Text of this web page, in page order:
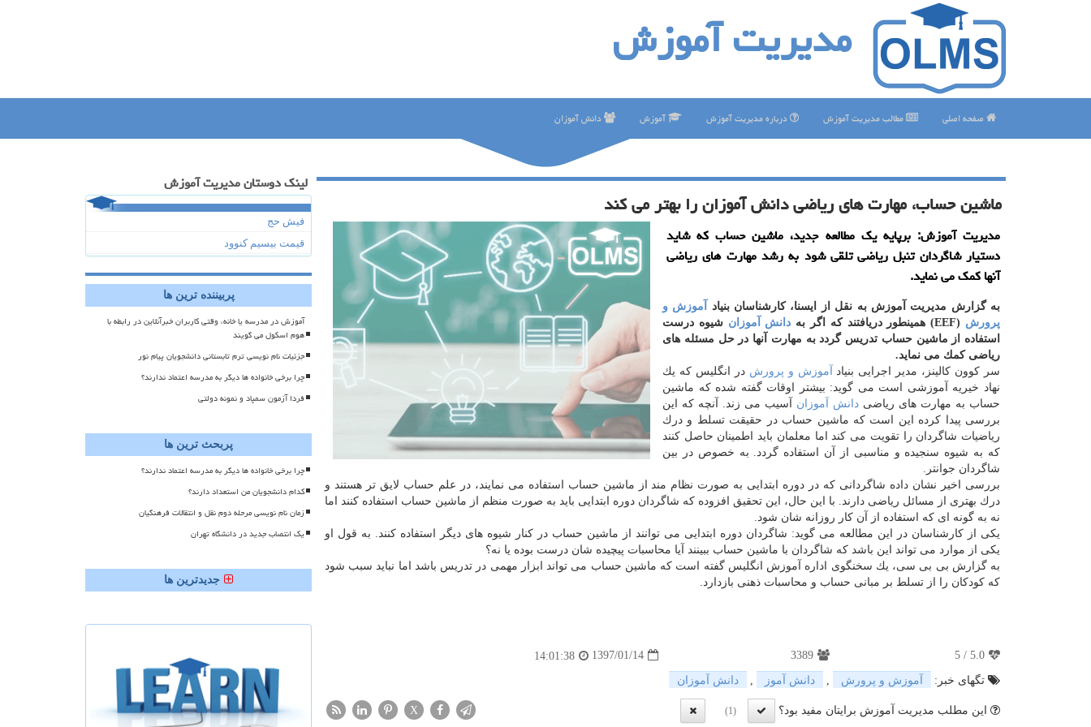
مدیریت آموزش
صفحه اصلی مطالب مدیریت آموزش درباره مدیریت آموزش آموزش دانش آموزان
ماشین حساب، مهارت های ریاضی دانش آموزان را بهتر می كند
مدیریت آموزش: برپایه یك مطالعه جدید، ماشین حساب كه شاید
دستیار شاگردان تنبل ریاضی تلقی شود به رشد مهارت های ریاضی
آنها كمك می نماید.
به گزارش مدیریت آموزش به نقل از ایسنا، كارشناسان بنیاد
آموزش و
پرورش (EEF) همینطور دریافتند كه اگر به دانش آموزان شیوه درست
استفاده از ماشین حساب تدریس گردد به مهارت آنها در حل مسئله های
ریاضی كمك می نماید.
سر كوون كالینز، مدیر اجرایی بنیاد آموزش و پرورش در انگلیس كه یك
نهاد خیریه آموزشی است می گوید: بیشتر اوقات گفته شده كه ماشین
حساب به مهارت های ریاضی دانش آموزان آسیب می زند. آنچه كه این
بررسی پیدا كرده این است كه ماشین حساب در حقیقت تسلط و درك
ریاضیات شاگردان را تقویت می كند اما معلمان باید اطمینان حاصل كنند
كه به شیوه سنجیده و مناسبی از آن استفاده گردد. به خصوص در بین
شاگردان جوانتر.
بررسی اخیر نشان داده شاگردانی كه در دوره ابتدایی به صورت نظام مند از ماشین حساب استفاده می نمایند، در علم حساب لایق تر هستند و
درك بهتری از مسائل ریاضی دارند. با این حال، این تحقیق افزوده كه شاگردان دوره ابتدایی باید به صورت منظم از ماشین حساب استفاده كنند اما
نه به گونه ای كه استفاده از آن كار روزانه شان شود.
یكی از كارشناسان در این مطالعه می گوید: شاگردان دوره ابتدایی می توانند از ماشین حساب در كنار شیوه های دیگر استفاده كنند. به قول او
یكی از موارد می تواند این باشد كه شاگردان با ماشین حساب ببینند آیا محاسبات پیچیده شان درست بوده یا نه؟
به گزارش بی بی سی، یك سخنگوی اداره آموزش انگلیس گفته است كه ماشین حساب می تواند ابزار مهمی در تدریس باشد اما نباید سبب شود
كه كودكان را از تسلط بر مبانی حساب و محاسبات ذهنی بازدارد.
5.0
/
5
3389
1397/01/14
14:01:38
تگهای خبر:
آموزش و پرورش دانش آموز دانش آموزان
این مطلب مدیریت آموزش برایتان مفید بود؟
(1)
X
لینک دوستان مدیریت آموزش
فیش حج
قیمت بیسیم کنوود
پربیننده ترین ها
آموزش در مدرسه یا خانه، وقتی کاربران خبرآنلاین در رابطه با
هوم اسکول می گویند
جزئیات نام نویسی ترم تابستانی دانشجویان پیام نور
چرا برخی خانواده ها دیگر به مدرسه اعتماد ندارند؟
فردا آزمون سمپاد و نمونه دولتی
پربحث ترین ها
چرا برخی خانواده ها دیگر به مدرسه اعتماد ندارند؟
کدام دانشجویان من استعداد دارند؟
زمان نام نویسی مرحله دوم نقل و انتقالات فرهنگیان
یک انتصاب جدید در دانشگاه تهران
جدیدترین ها